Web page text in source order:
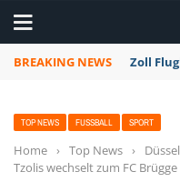
BREAKING NEWS Zoll
TOP NEWS FUSSBALL SPORT
Home › Top News ›
Tzolis wechselt zum FC Brügge